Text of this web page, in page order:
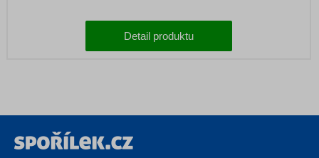
Detail produktu